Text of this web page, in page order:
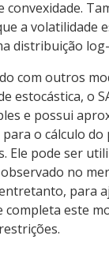
convexidade.
a volatilidade
distribuição
com outros
estocástica, o
e possui
o cálculo do
Ele pode ser
no
para
completa este